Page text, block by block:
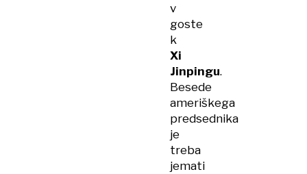
v
goste
k
Xi
Jinpingu.
Besede
ameriškega
predsednika
je
treba
jemati